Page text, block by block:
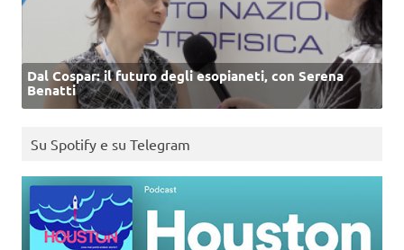
Dal Cospar: il futuro degli esopianeti, con Serena
Benatti
Su Spotify e su Telegram